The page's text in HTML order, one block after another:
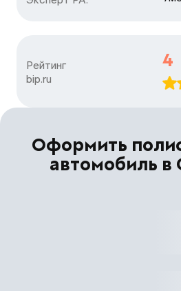
Рейтинг
bip.ru
4
Оформить
автомобиль в